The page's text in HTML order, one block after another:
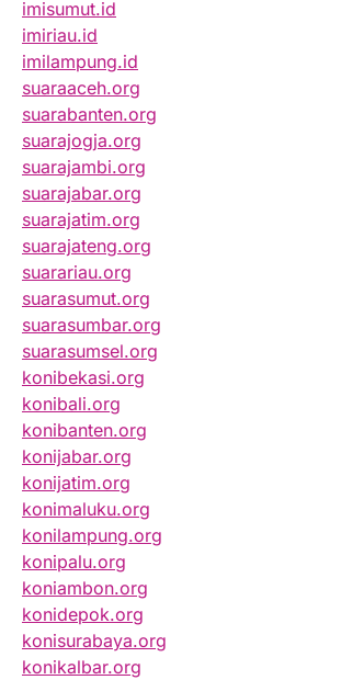
imisumut.id
imiriau.id
imilampung.id
suaraaceh.org
suarabanten.org
suarajogja.org
suarajambi.org
suarajabar.org
suarajatim.org
suarajateng.org
suarariau.org
suarasumut.org
suarasumbar.org
suarasumsel.org
konibekasi.org
konibali.org
konibanten.org
konijabar.org
konijatim.org
konimaluku.org
konilampung.org
konipalu.org
koniambon.org
konidepok.org
konisurabaya.org
konikalbar.org